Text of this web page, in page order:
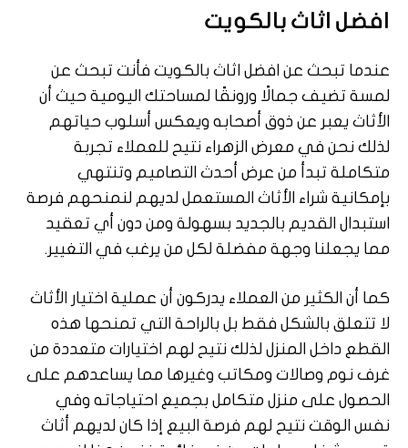
افضل اثاث بالكويت
عندما تبحث عن افضل اثاث بالكويت فأنت تبحث عن
لمسة تضيف جمالًا ورونقًا لمساحتك اليومية حيث أن
الأثاث يعبر عن ذوق أصحابه ويعكس أسلوب حياتهم
لذلك نحن في معرض الزهراء نتيح للعملاء تجربة
متكاملة تبدأ من عرض أحدث التصاميم وتنتهي
بإمكانية شراء الأثاث المستعمل لديهم لنمنحهم فرصة
استبدال القديم بالجديد بسهولة ومن دون أي تعقيد
مما يجعلنا وجهة مفضلة لكل من يرغب في التغيير.
كما أن الكثير من العملاء يدركون أن عملية اختيار الأثاث
لا تتعلق بالشكل فقط بل بالراحة التي تمنحها هذه
القطع داخل المنزل لذلك نتيح لهم اختيارات متعددة من
غرف نوم وصالات ومكاتب وغيرها مما يساعدهم على
الحصول على منزل متكامل بجميع احتياجاته وفي
نفس الوقت نتيح لهم فرصة البيع إذا كان لديهم أثاث